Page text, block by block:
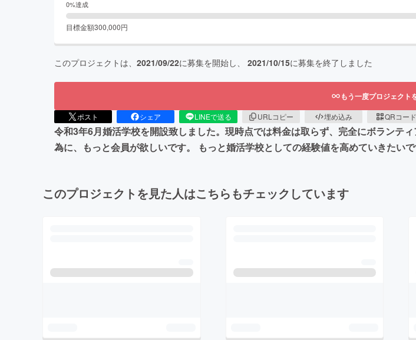
0%達成
目標金額300,000円
このプロジェクトは、 2021/09/22に募集を開始し、 2021/10/15に募集を終了しました
もう一度プロジェクト
ポスト シェア LINEで送る URLコピー 埋め込み QRコード
令和3年6月婚活学校を開設致しました。現時点では料金は取らず、完全にボランテ
為に、もっと会員が欲しいです。 もっと婚活学校としての経験値を高めていきたい
このプロジェクトを見た人はこちらもチェックしています